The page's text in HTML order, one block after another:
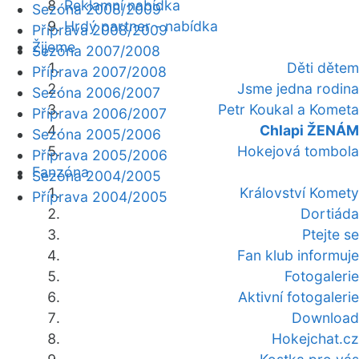
Reklamní nabídka
Hrdý partner - nabídka
Žijeme
Děti dětem
Jsme jedna rodina
Petr Koukal a Kometa
Chlapi ŽENÁM
Hokejová tombola
Fanzóna
Království Komety
Dortiáda
Ptejte se
Fan klub informuje
Fotogalerie
Aktivní fotogalerie
Download
Hokejchat.cz
Sezóna 2008/2009
Příprava 2008/2009
Sezóna 2007/2008
Příprava 2007/2008
Sezóna 2006/2007
Příprava 2006/2007
Sezóna 2005/2006
Příprava 2005/2006
Sezóna 2004/2005
Příprava 2004/2005